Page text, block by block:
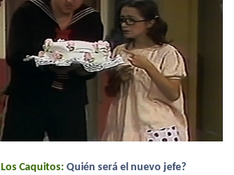
Los Caquitos: Quién será el nuevo jefe?